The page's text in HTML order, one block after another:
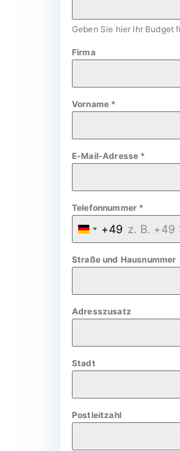
Geben Sie hier Ihr Budget
Firma
Vorname *
E-Mail-Adresse *
Telefonnummer *
G
e
m
a
+
9
+49
Straße und Hausnummer
Adresszusatz
Stadt
Postleitzahl